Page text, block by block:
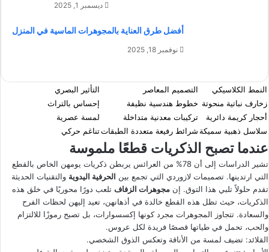
ديسمبر 1, 2025
أفضل طرق العناية بالمجوهرات الماسية في المنزل
نوفمبر 18, 2025
النمط الكلاسيكي التصميم المعاصر
التأثير البصري
زخارف نباتية منحوتة خطوط هندسية نظيفة
إحساس بالتراث
أحجار كريمة دائرية
تركيبات معدنية متداخلة
لمسة عصرية
سلاسل ذهبية سميكة شرائط رفيعة متعددة الطبقاتتناغم حركي
عندما تصبح الذكريات قطعًا ملموسة
تشير الدراسات إلى أن 78% من العرائس يربطن ذكريات يومهن الخاص بالقطع
التي ارتدينها. تصميمات لازوردي التي تجمع بين الحرفية اليدوية والتقنيات الحديثة
تقدم حلولاً تلبي هذا التوق. إن مجوهرات الزفاف تلعب دورًا محوريًا في خلق هذه
الذكريات، حيث تظل هذه القطع خالدة في أذهانهن، تعيد إليهن لحظات الفرح
والسعادة. تتجاوز المجوهرات مجرد كونها إكسسوارات، بل تصبح رموزًا للالتزام
والحب، تحمل في طياتها قصصًا فريدة لكل عروس.
القلائد: تضيف لمسة من الأناقة وتعكس الذوق الشخصي.